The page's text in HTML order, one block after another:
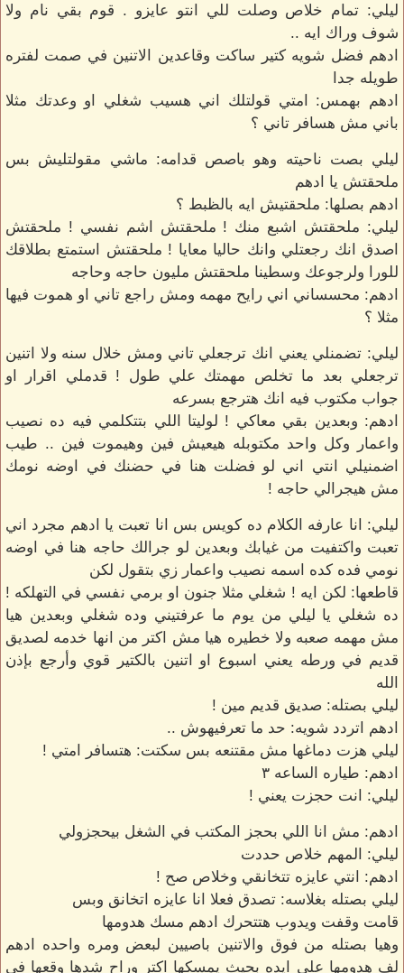
ليلي: تمام خلاص وصلت للي انتو عايزو . قوم بقي نام ولا
شوف وراك ايه ..
ادهم فضل شويه كتير ساكت وقاعدين الاتنين في صمت لفتره
طويله جدا
ادهم بهمس: امتي قولتلك اني هسيب شغلي او وعدتك مثلا
باني مش هسافر تاني ؟
ليلي بصت ناحيته وهو باصص قدامه: ماشي مقولتليش بس
ملحقتش يا ادهم
ادهم بصلها: ملحقتيش ايه بالظبط ؟
ليلي: ملحقتش اشبع منك ! ملحقتش اشم نفسي ! ملحقتش
اصدق انك رجعتلي وانك حاليا معايا ! ملحقتش استمتع بطلاقك
للورا ولرجوعك وسطينا ملحقتش مليون حاجه وحاجه
ادهم: محسساني اني رايح مهمه ومش راجع تاني او هموت فيها
مثلا ؟
ليلي: تضمنلي يعني انك ترجعلي تاني ومش خلال سنه ولا اتنين
ترجعلي بعد ما تخلص مهمتك علي طول ! قدملي اقرار او
جواب مكتوب فيه انك هترجع بسرعه
ادهم: وبعدين بقي معاكي ! لوليتا اللي بتتكلمي فيه ده نصيب
واعمار وكل واحد مكتوبله هيعيش فين وهيموت فين .. طيب
اضمنيلي انتي اني لو فضلت هنا في حضنك في اوضه نومك
مش هيجرالي حاجه !
ليلي: انا عارفه الكلام ده كويس بس انا تعبت يا ادهم مجرد اني
تعبت واكتفيت من غيابك وبعدين لو جرالك حاجه هنا في اوضه
نومي فده كده اسمه نصيب واعمار زي بتقول لكن
قاطعها: لكن ايه ! شغلي مثلا جنون او برمي نفسي في التهلكه !
ده شغلي يا ليلي من يوم ما عرفتيني وده شغلي وبعدين هيا
مش مهمه صعبه ولا خطيره هيا مش اكتر من انها خدمه لصديق
قديم في ورطه يعني اسبوع او اتنين بالكتير قوي وأرجع بإذن
الله
ليلي بصتله: صديق قديم مين !
ادهم اتردد شويه: حد ما تعرفيهوش ..
ليلي هزت دماغها مش مقتنعه بس سكتت: هتسافر امتي !
ادهم: طياره الساعه ٣
ليلي: انت حجزت يعني !
ادهم: مش انا اللي بحجز المكتب في الشغل بيحجزولي
ليلي: المهم خلاص حددت
ادهم: انتي عايزه تتخانقي وخلاص صح !
ليلي بصتله بغلاسه: تصدق فعلا انا عايزه اتخانق وبس
قامت وقفت ويدوب هتتحرك ادهم مسك هدومها
وهيا بصتله من فوق والاتنين باصيين لبعض ومره واحده ادهم
لف هدومها علي ايده بحيث يمسكها اكتر وراح شدها وقعها في